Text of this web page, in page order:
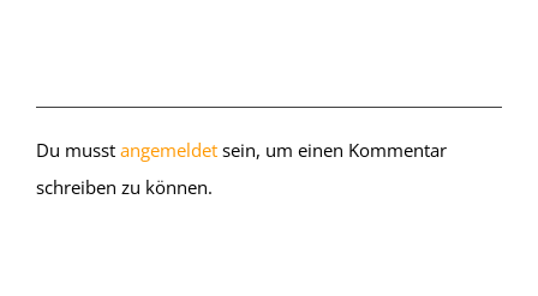
Du musst angemeldet sein, um einen Kommentar
schreiben zu können.